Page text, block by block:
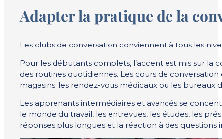
Adapter la pratique de la
Les clubs de conversation conviennent à tous les
Pour les débutants complets, l’accent est mis sur la
des routines quotidiennes. Les cours de
magasins, les rendez-vous médicaux ou les bureaux
Les apprenants intermédiaires et avancés se
le monde du travail, les entrevues, les études, les
réponses plus longues et la réaction à des questions